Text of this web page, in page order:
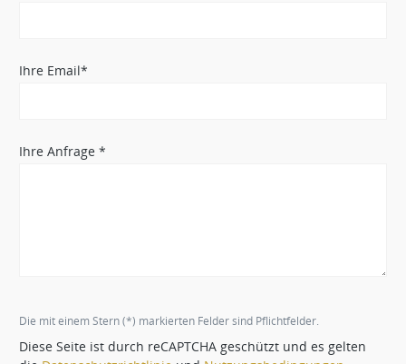
Ihre Email*
Ihre Anfrage *
Die mit einem Stern (*) markierten Felder sind Pflichtfelder.
Diese Seite ist durch reCAPTCHA geschützt und es gelten